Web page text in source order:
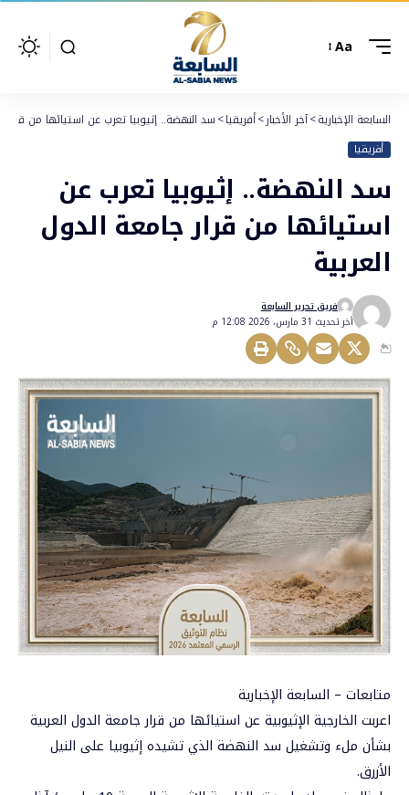
Aa
السابعة الإخبارية>آخر الأخبار>أفريقيا>سد النهضة.. إثيوبيا تعرب عن استيائها من قرار
أفريقيا
سد النهضة.. إثيوبيا تعرب عن
استيائها من قرار جامعة الدول
العربية
أخر تحديث 31 مارس، 2026 12:08 م
فريق تحرير السابعة
متابعات – السابعة الإخبارية
اعربت الخارجية الإثيوبية عن استيائها من قرار جامعة الدول العربية
بشأن ملء وتشغيل سد النهضة الذي تشيده إثيوبيا على النيل
الأزرق.